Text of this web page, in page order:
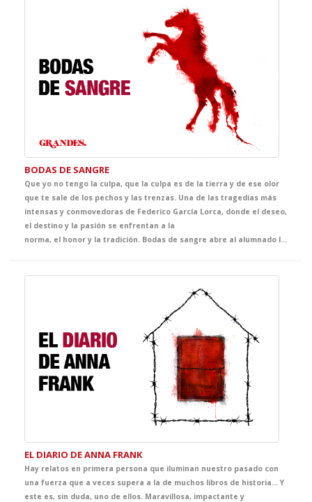
BODAS DE SANGRE
Que yo no tengo la culpa, que la culpa es de la tierra y de ese olor
que te sale de los pechos y las trenzas. Una de las tragedias más
intensas y conmovedoras de Federico García Lorca, donde el deseo,
el destino y la pasión se enfrentan a la
norma, el honor y la tradición. Bodas de sangre abre al alumnado las puertas del universo lorquiano a través de una puesta en escena de gran fuerza simbólica, cuidada al detalle y concebida para acercarles a una de las cimas de nuestro teatro. Una oportunidad única para descubrir la vigencia, la belleza y la potencia dramática de un clásico imprescindible.
EL DIARIO DE ANNA FRANK
Hay relatos en primera persona que iluminan nuestro pasado con
una fuerza que a veces supera a la de muchos libros de historia… Y
este es, sin duda, uno de ellos. Maravillosa, impactante y